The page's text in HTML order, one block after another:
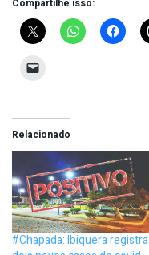
Compartilhe isso:
Relacionado
#Chapada: Ibiquera registra